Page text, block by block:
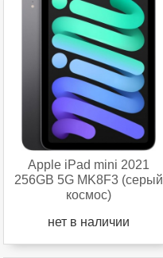
Apple iPad mini 2021
256GB 5G MK8F3 (серый
космос)
нет в наличии